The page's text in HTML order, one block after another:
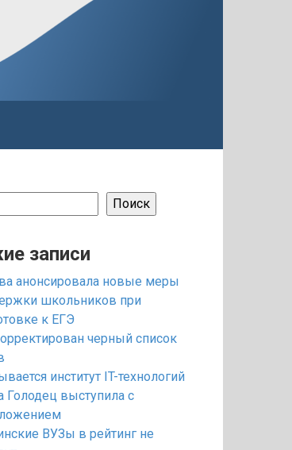
Поиск
записи
анонсировала новые меры
школьников при
к ЕГЭ
черный список
институт IT-технологий
Голодец выступила с
ВУЗы в рейтинг не